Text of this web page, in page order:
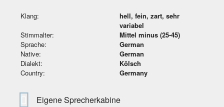
Klang:
hell, fein, zart, sehr
variabel
Stimmalter:
Mittel minus (25-45)
Sprache:
German
Native:
German
Dialekt:
Kölsch
Country:
Germany
Eigene Sprecherkabine